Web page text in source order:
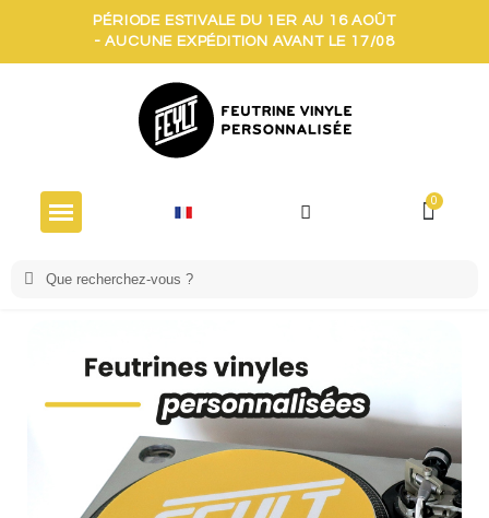
PÉRIODE ESTIVALE DU 1ER AU 16 AOÛT
- AUCUNE EXPÉDITION AVANT LE 17/08